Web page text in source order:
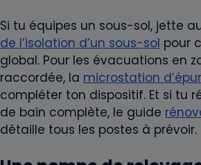
Si tu équipes un sous-sol, jette
de l’isolation d’un sous-sol pour
global. Pour les évacuations en
raccordée, la microstation
compléter ton dispositif. Et si tu
de bain complète, le guide
détaille tous les postes à prévoir.